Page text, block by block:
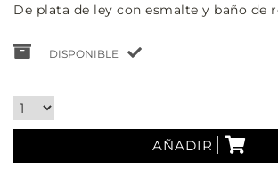
De plata de ley con esmalte y baño de
DISPONIBLE
AÑADIR